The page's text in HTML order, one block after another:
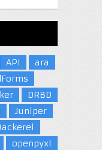
API
ara
DRBD
Juniper
openpyxl